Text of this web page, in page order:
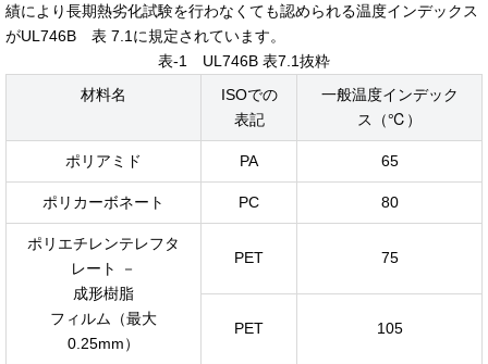
績により長期熱劣化試験を行わなくても認められる温度インデックス
がUL746B 表 7.1に規定されています。
表-1 UL746B 表7.1抜粋
材料名
ISOでの
表記
一般温度インデック
ス（℃）
ポリアミド PA 65
ポリカーボネート PC 80
ポリエチレンテレフタ
レート －
成形樹脂
フィルム（最大
0.25mm）
PET 75
PET 105